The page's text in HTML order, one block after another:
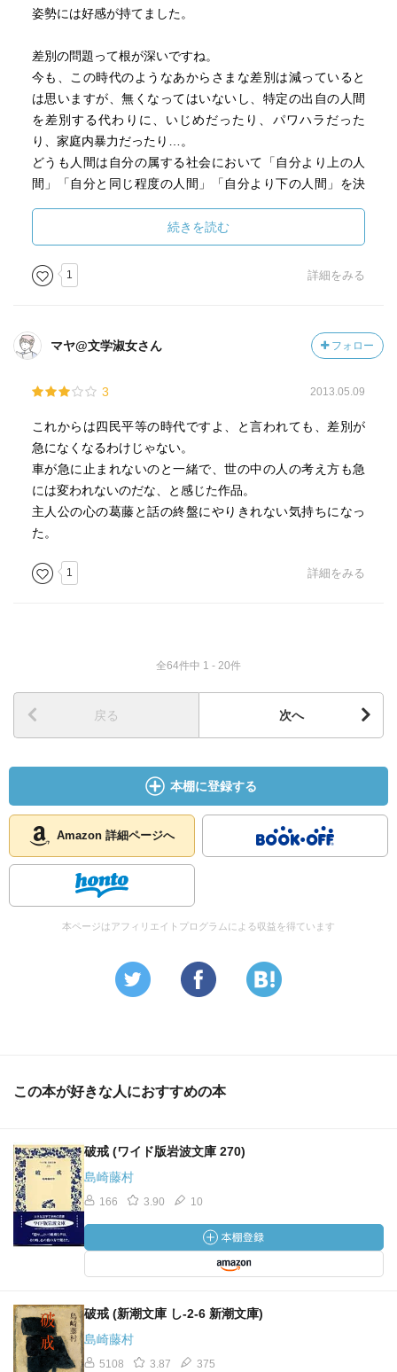
姿勢には好感が持てました。
差別の問題って根が深いですね。
今も、この時代のようなあからさまな差別は減っていると
は思いますが、無くなってはいないし、特定の出自の人間
を差別する代わりに、いじめだったり、パワハラだった
り、家庭内暴力だったり…。
どうも人間は自分の属する社会において「自分より上の人
間」「自分と同じ程度の人間」「自分より下の人間」を決
人間という社会的動物の闇の部分をまざまざと見せつけら
れたような気がして、何ともいえない気分になりました。
一度は読んでおきたい名作だと思います。
続きを読む
1 詳細をみる
マヤ@文学淑女さん フォロー
3 2013.05.09
これからは四民平等の時代ですよ、と言われても、差別が
急になくなるわけじゃない。
車が急に止まれないのと一緒で、世の中の人の考え方も急
には変われないのだな、と感じた作品。
主人公の心の葛藤と話の終盤にやりきれない気持ちになっ
た。
1 詳細をみる
全64件中 1 - 20件
戻る 次へ
本棚に登録する
Amazon 詳細ページへ
本ページはアフィリエイトプログラムによる収益を得ています
この本が好きな人におすすめの本
破戒 (ワイド版岩波文庫 270)
島崎藤村
166 3.90 10
破戒 (新潮文庫 し-2-6 新潮文庫)
島崎藤村
5108 3.87 375